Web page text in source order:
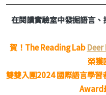
在閱讀實驗室中發掘語言、
賀！The Reading LabDeer
榮獲
雙雙入圍2024 國際語言學
Award